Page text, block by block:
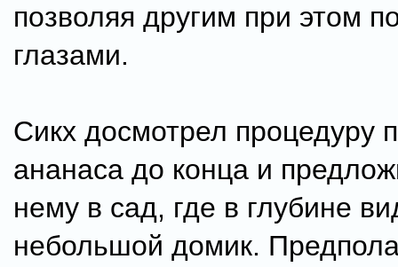
позволяя другим при этом
глазами.
Сикх досмотрел процедуру
ананаса до конца и
нему в сад, где в глубине
небольшой домик.